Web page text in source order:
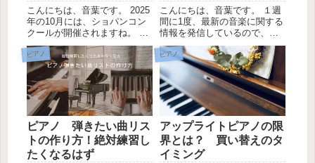
こんにちは、音葉です。 2025
年の10月には、ショパンコン
クールが開催されますね。 少
しでもショパンへの理解を深
めるために、私が以前作った
ショパンの年表をここに写し
てみたいと思います。 実際
は、ノートを４分割して、左
端に年、作品、ショパン...
め！
こんにちは、音葉です。 １週
間に1度、最新の音楽に関する
情報を発信しているので、
LINEの友達登録お願いしま
す。 ピアノの発表会やコンク
ール、ストリートピアノなど
人前でピアノを演奏する機会
はたくさんあります。 みなさ
んは、緊張しますか？ 私...
ピアノ
ピアノ 弾きたい曲リス
トの作り方！絶対練習し
たくなるはず
ピアノ
アップライトピアノの限
界とは？ 買い替えのタ
イミング